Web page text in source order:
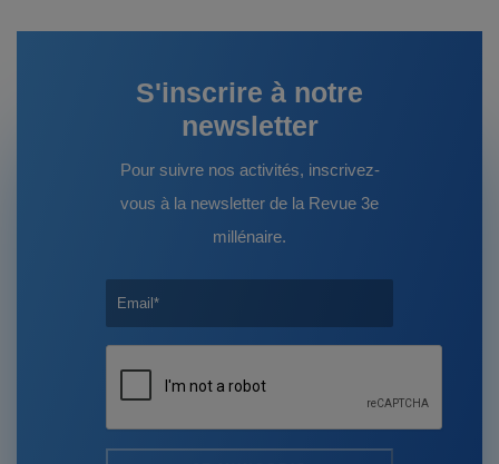
S'inscrire à notre
newsletter
Pour suivre nos activités, inscrivez-
vous à la newsletter de la Revue 3e
millénaire.